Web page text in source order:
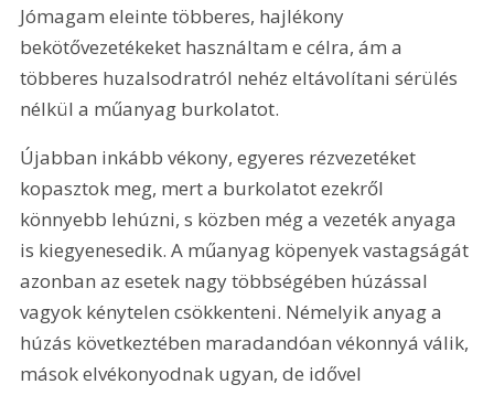
Jómagam eleinte többeres, hajlékony
bekötővezetékeket használtam e célra, ám a
többeres huzalsodratról nehéz eltávolítani sérülés
nélkül a műanyag burkolatot.
Újabban inkább vékony, egyeres rézvezetéket
kopasztok meg, mert a burkolatot ezekről
könnyebb lehúzni, s közben még a vezeték anyaga
is kiegyenesedik. A műanyag köpenyek vastagságát
azonban az esetek nagy többségében húzással
vagyok kénytelen csökkenteni. Némelyik anyag a
húzás következtében maradandóan vékonnyá válik,
mások elvékonyodnak ugyan, de idővel